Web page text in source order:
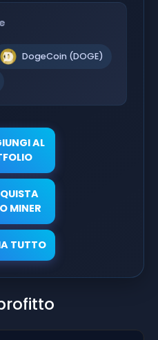
DogeCoin (DOGE)
AL
MINER
TUTTO